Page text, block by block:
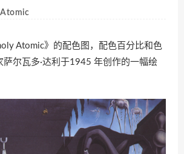
Atomic》的配色图，配色百分比和色
萨尔瓦多·达利于1945 年创作的一幅绘